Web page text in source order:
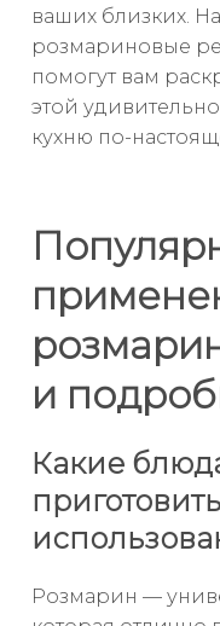
ваших близких.
розмариновые
помогут вам
этой
кухню по-
и
Какие
Розмарин —